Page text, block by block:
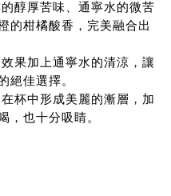
醇厚苦味、通寧水的微苦
的柑橘酸香，完美融合出
果加上通寧水的清涼，讓
絕佳選擇。
杯中形成美麗的漸層，加
，也十分吸睛。